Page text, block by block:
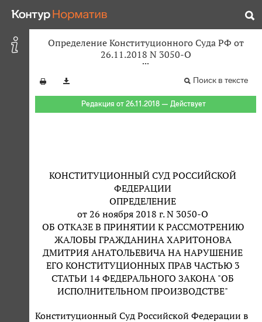
Определение Конституционного Суда РФ от
26.11.2018 N 3050-О
Поиск в тексте
Редакция от 26.11.2018 — Действует
КОНСТИТУЦИОННЫЙ СУД РОССИЙСКОЙ
ФЕДЕРАЦИИ
ОПРЕДЕЛЕНИЕ
от 26 ноября 2018 г. N 3050-О
ОБ ОТКАЗЕ В ПРИНЯТИИ К РАССМОТРЕНИЮ
ЖАЛОБЫ ГРАЖДАНИНА ХАРИТОНОВА
ДМИТРИЯ АНАТОЛЬЕВИЧА НА НАРУШЕНИЕ
ЕГО КОНСТИТУЦИОННЫХ ПРАВ ЧАСТЬЮ 3
СТАТЬИ 14 ФЕДЕРАЛЬНОГО ЗАКОНА "ОБ
ИСПОЛНИТЕЛЬНОМ ПРОИЗВОДСТВЕ"
Конституционный Суд Российской Федерации в